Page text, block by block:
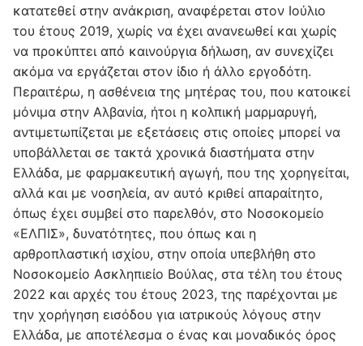
κατατεθεί στην ανάκριση, αναφέρεται στον Ιούλιο
του έτους 2019, χωρίς να έχει ανανεωθεί και χωρίς
να προκύπτει από καινούργια δήλωση, αν συνεχίζει
ακόμα να εργάζεται στον ίδιο ή άλλο εργοδότη.
Περαιτέρω, η ασθένεια της μητέρας του, που κατοικεί
μόνιμα στην Αλβανία, ήτοι η κολπική μαρμαρυγή,
αντιμετωπίζεται με εξετάσεις στις οποίες μπορεί να
υποβάλλεται σε τακτά χρονικά διαστήματα στην
Ελλάδα, με φαρμακευτική αγωγή, που της χορηγείται,
αλλά και με νοσηλεία, αν αυτό κριθεί απαραίτητο,
όπως έχει συμβεί στο παρελθόν, στο Νοσοκομείο
«ΕΛΠΙΣ», δυνατότητες, που όπως και η
αρθροπλαστική ισχίου, στην οποία υπεβλήθη στο
Νοσοκομείο Ασκληπιείο Βούλας, στα τέλη του έτους
2022 και αρχές του έτους 2023, της παρέχονται με
την χορήγηση εισόδου για ιατρικούς λόγους στην
Ελλάδα, με αποτέλεσμα ο ένας και μοναδικός όρος